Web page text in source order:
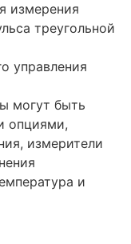
измерения
треугольной
управления
могут быть
опциями,
измерители
и